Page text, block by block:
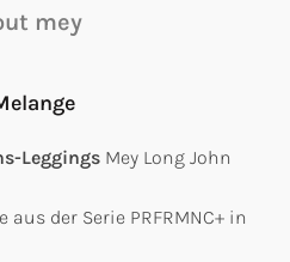
mey
Leggings Mey Long John
der Serie PRFRMNC+ in